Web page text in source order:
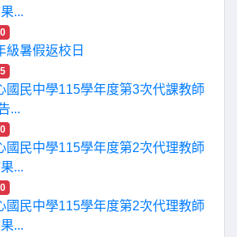
...
級暑假返校日
國民中學115學年度第3次代課教師
...
國民中學115學年度第2次代理教師
...
國民中學115學年度第2次代理教師
...